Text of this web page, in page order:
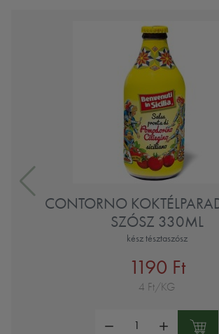
CONTORNO
SZÓSZ 330ML
kész tésztaszósz
1190 Ft
4 Ft/KG